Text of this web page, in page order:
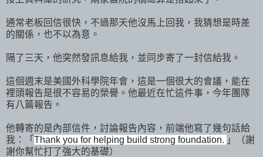
通常老板回信很快，不過那天他沒馬上回我，我猜想是時差
的關係，也不以為意。
隔了三天，他突然發訊息給我，並同步寄了一封信給我。
這個週末是美國外科學院年會，這是一個很大的會議，能在
裡頭報告是很不容易的榮譽。他最近在忙這件事，今年團隊
有八篇報告。
他轉寄的是內部信件，討論報告內容，前端他寫了幾句話給
我：「 Thank you for helping build strong foundation. 」（謝
謝你幫忙打了強大的基礎）